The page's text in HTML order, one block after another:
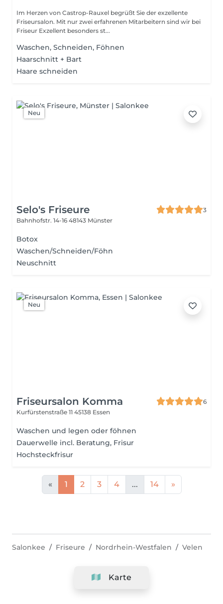
Im Herzen von Castrop-Rauxel begrüßt Sie der exzellente
Friseursalon. Mit nur zwei erfahrenen Mitarbeitern sind wir bei
Friseur Exzellent besonders st...
Waschen, Schneiden, Föhnen
Haarschnitt + Bart
Haare schneiden
Neu
Selo's Friseure
3
Bahnhofstr. 14-16 48143 Münster
Botox
Waschen/Schneiden/Föhn
Neuschnitt
Neu
Friseursalon Komma
6
Kurfürstenstraße 11 45138 Essen
Waschen und legen oder föhnen
Dauerwelle incl. Beratung, Frisur
Hochsteckfrisur
« 1 2 3 4 ... 14 »
Karte
Salonkee Friseure Nordrhein-Westfalen Velen